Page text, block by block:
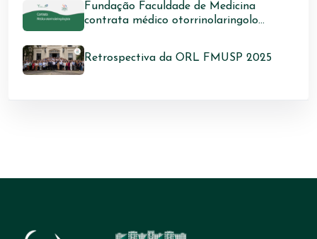
Fundação Faculdade de Medicina
contrata médico otorrinolaringolo...
Retrospectiva da ORL FMUSP 2025